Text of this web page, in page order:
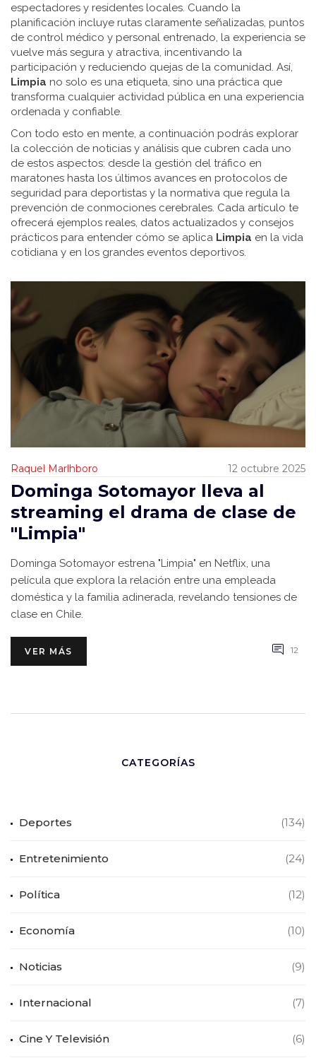
espectadores y residentes locales. Cuando la
planificación incluye rutas claramente señalizadas, puntos
de control médico y personal entrenado, la experiencia se
vuelve más segura y atractiva, incentivando la
participación y reduciendo quejas de la comunidad. Así,
Limpia no solo es una etiqueta, sino una práctica que
transforma cualquier actividad pública en una experiencia
ordenada y confiable.
Con todo esto en mente, a continuación podrás explorar
la colección de noticias y análisis que cubren cada uno
de estos aspectos: desde la gestión del tráfico en
maratones hasta los últimos avances en protocolos de
seguridad para deportistas y la normativa que regula la
prevención de conmociones cerebrales. Cada artículo te
ofrecerá ejemplos reales, datos actualizados y consejos
prácticos para entender cómo se aplica Limpia en la vida
cotidiana y en los grandes eventos deportivos.
Raquel Marlhboro 12 octubre 2025
Dominga Sotomayor lleva al
streaming el drama de clase de
"Limpia"
Dominga Sotomayor estrena "Limpia" en Netflix, una
película que explora la relación entre una empleada
doméstica y la familia adinerada, revelando tensiones de
clase en Chile.
VER MÁS 12
CATEGORÍAS
Deportes (134)
Entretenimiento (24)
Política (12)
Economía (10)
Noticias (9)
Internacional (7)
Cine Y Televisión (6)